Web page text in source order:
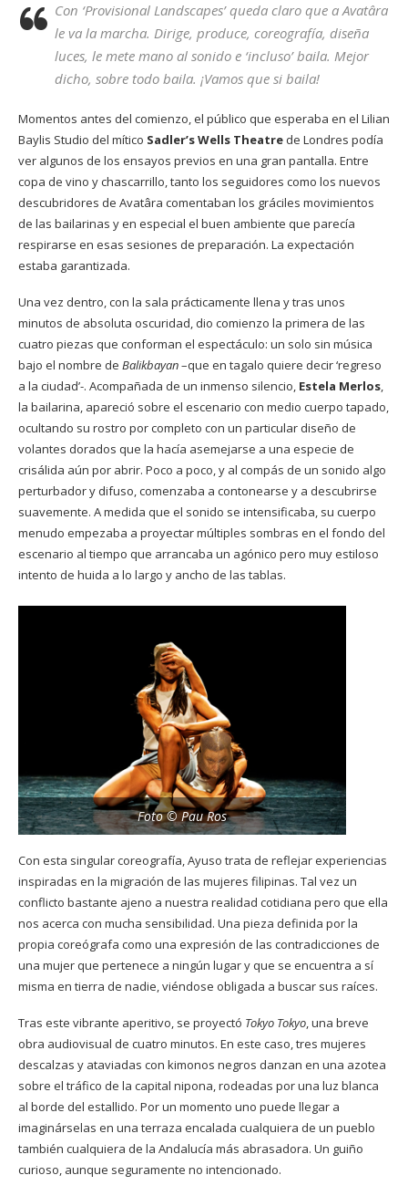
Con ‘Provisional Landscapes’ queda claro que a Avatâra
le va la marcha. Dirige, produce, coreografía, diseña
luces, le mete mano al sonido e ‘incluso’ baila. Mejor
dicho, sobre todo baila. ¡Vamos que si baila!
Momentos antes del comienzo, el público que esperaba en el Lilian
Baylis Studio del mítico Sadler’s Wells Theatre de Londres podía
ver algunos de los ensayos previos en una gran pantalla. Entre
copa de vino y chascarrillo, tanto los seguidores como los nuevos
descubridores de Avatâra comentaban los gráciles movimientos
de las bailarinas y en especial el buen ambiente que parecía
respirarse en esas sesiones de preparación. La expectación
estaba garantizada.
Una vez dentro, con la sala prácticamente llena y tras unos
minutos de absoluta oscuridad, dio comienzo la primera de las
cuatro piezas que conforman el espectáculo: un solo sin música
bajo el nombre de Balikbayan–que en tagalo quiere decir ‘regreso
a la ciudad’-. Acompañada de un inmenso silencio, Estela Merlos,
la bailarina, apareció sobre el escenario con medio cuerpo tapado,
ocultando su rostro por completo con un particular diseño de
volantes dorados que la hacía asemejarse a una especie de
crisálida aún por abrir. Poco a poco, y al compás de un sonido algo
perturbador y difuso, comenzaba a contonearse y a descubrirse
suavemente. A medida que el sonido se intensificaba, su cuerpo
menudo empezaba a proyectar múltiples sombras en el fondo del
escenario al tiempo que arrancaba un agónico pero muy estiloso
intento de huida a lo largo y ancho de las tablas.
Foto © Pau Ros
Con esta singular coreografía, Ayuso trata de reflejar experiencias
inspiradas en la migración de las mujeres filipinas. Tal vez un
conflicto bastante ajeno a nuestra realidad cotidiana pero que ella
nos acerca con mucha sensibilidad. Una pieza definida por la
propia coreógrafa como una expresión de las contradicciones de
una mujer que pertenece a ningún lugar y que se encuentra a sí
misma en tierra de nadie, viéndose obligada a buscar sus raíces.
Tras este vibrante aperitivo, se proyectó Tokyo Tokyo, una breve
obra audiovisual de cuatro minutos. En este caso, tres mujeres
descalzas y ataviadas con kimonos negros danzan en una azotea
sobre el tráfico de la capital nipona, rodeadas por una luz blanca
al borde del estallido. Por un momento uno puede llegar a
imaginárselas en una terraza encalada cualquiera de un pueblo
también cualquiera de la Andalucía más abrasadora. Un guiño
curioso, aunque seguramente no intencionado.